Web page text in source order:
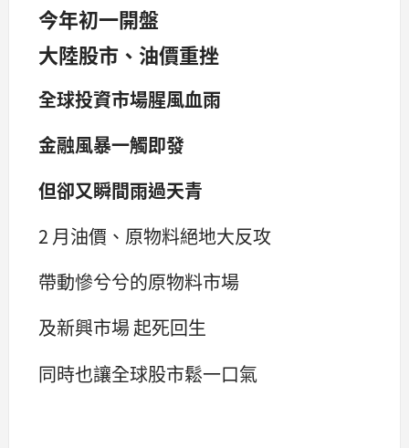
今年初一開盤
大陸股市、油價重挫
全球投資市場腥風血雨
金融風暴一觸即發
但卻又瞬間雨過天青
2 月油價、原物料絕地大反攻
帶動慘兮兮的原物料市場
及新興市場 起死回生
同時也讓全球股市鬆一口氣